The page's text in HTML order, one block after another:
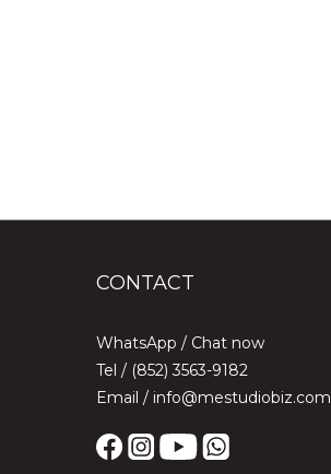
CONTACT
WhatsApp / Chat now
Tel / (852) 3563-9182
Email / info@mestudiobiz.com